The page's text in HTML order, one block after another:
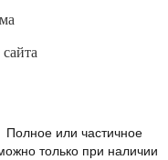
Полное или частичное
только при наличии